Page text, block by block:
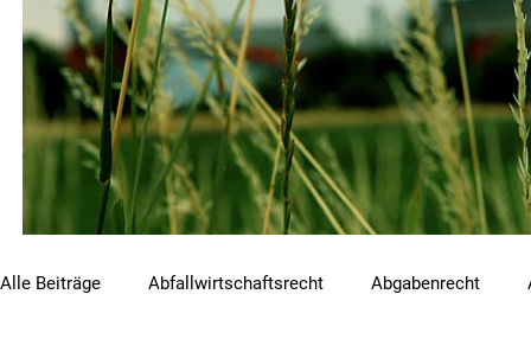
Alle Beiträge Abfallwirtschaftsrecht Abgabenrecht